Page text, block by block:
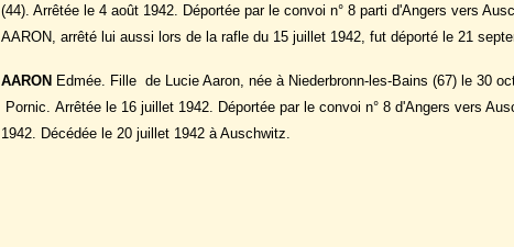
(44). Arrêtée le 4 août 1942. Déportée par le convoi n° 8 parti d'Angers vers
AARON, arrêté lui aussi lors de la rafle du 15 juillet 1942, fut déporté le 21
AARON Edmée. Fille de Lucie Aaron, née à Niederbronn-les-Bains (67) le 30
Pornic. Arrêtée le 16 juillet 1942. Déportée par le convoi n° 8 d'Angers vers
1942. Décédée le 20 juillet 1942 à Auschwitz.